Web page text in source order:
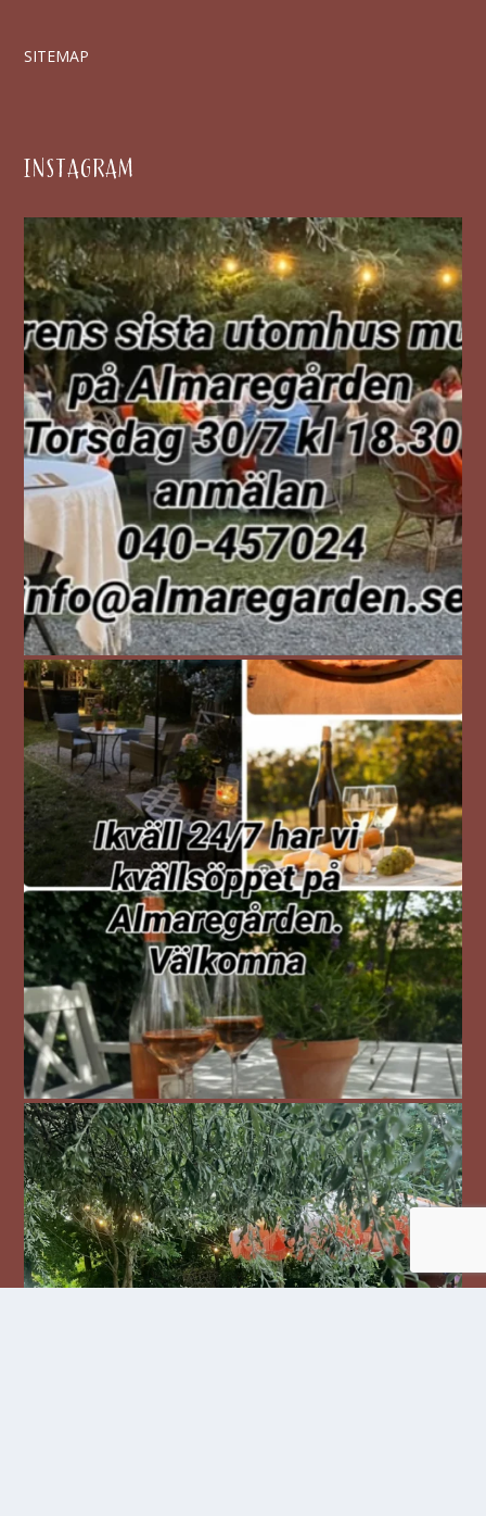
SITEMAP
INSTAGRAM